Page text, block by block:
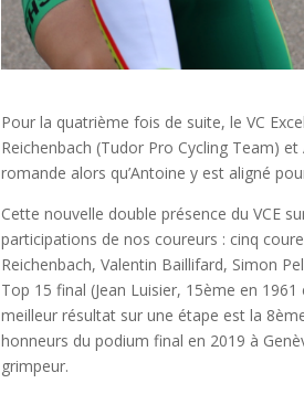
Pour la quatrième fois de suite, le VC
Reichenbach (Tudor Pro Cycling Team)
romande alors qu’Antoine y est aligné
Cette nouvelle double présence du VCE
participations de nos coureurs : cinq
Reichenbach, Valentin Baillifard, Simon
Top 15 final (Jean Luisier, 15ème en
meilleur résultat sur une étape est la
honneurs du podium final en 2019 à
grimpeur.